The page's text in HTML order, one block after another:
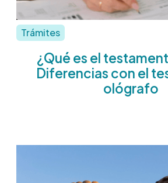
Trámites
¿Qué es el
Diferencias con el
ológrafo